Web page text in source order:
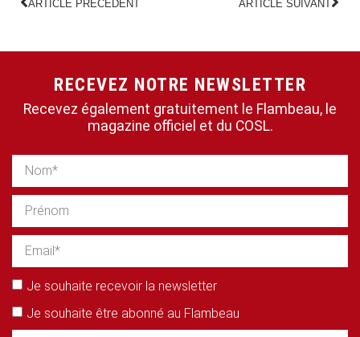
ARTICLE PRÉCÉDENT ARTICLE SUIVANT
RECEVEZ NOTRE NEWSLETTER
Recevez également gratuitement le Flambeau, le
magazine officiel et du COSL.
Je souhaite recevoir la newsletter
Je souhaite être abonné au Flambeau